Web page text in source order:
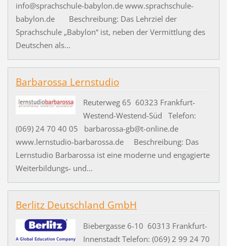
info@sprachschule-babylon.de www.sprachschule-
babylon.de Beschreibung: Das Lehrziel der
Sprachschule „Babylon“ ist, neben der Vermittlung des
Deutschen als...
Barbarossa Lernstudio
Reuterweg 65 60323 Frankfurt-
Westend-Westend-Süd Telefon:
(069) 24 70 40 05 barbarossa-gb@t-online.de
www.lernstudio-barbarossa.de Beschreibung: Das
Lernstudio Barbarossa ist eine moderne und engagierte
Weiterbildungs- und...
Berlitz Deutschland GmbH
Biebergasse 6-10 60313 Frankfurt-
Innenstadt Telefon: (069) 2 99 24 70